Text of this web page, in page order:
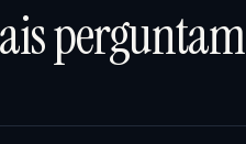
perguntam